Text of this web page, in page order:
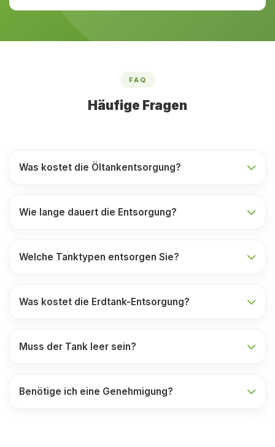
FAQ
Häufige Fragen
Was kostet die Öltankentsorgung?
Wie lange dauert die Entsorgung?
Welche Tanktypen entsorgen Sie?
Was kostet die Erdtank-Entsorgung?
Muss der Tank leer sein?
Benötige ich eine Genehmigung?